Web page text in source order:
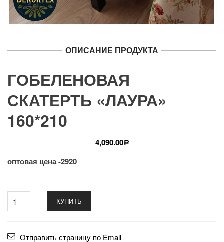
ОПИСАНИЕ ПРОДУКТА
ГОБЕЛЕНОВАЯ
СКАТЕРТЬ «ЛАУРА»
160*210
4,090.00Р
оптовая цена -2920
КУПИТЬ
Отправить страницу по Email